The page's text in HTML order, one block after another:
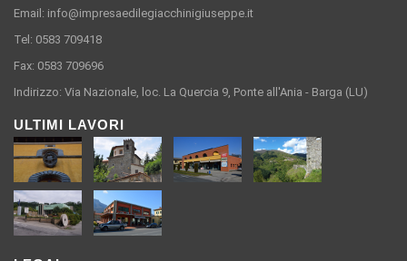
Email: info@impresaedilegiacchinigiuseppe.it
Tel: 0583 709418
Fax: 0583 709696
Indirizzo: Via Nazionale, loc. La Quercia 9, Ponte all'Ania - Barga (LU)
ULTIMI LAVORI